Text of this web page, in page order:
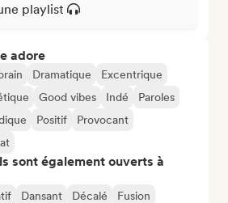
playlist
adore
Dramatique
Excentrique
Good vibes Indé
Paroles
Positif
Provocant
sont également ouverts à
Dansant Décalé
Fusion